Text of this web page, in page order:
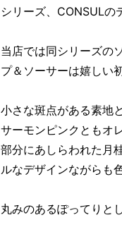
シリーズ、CONSULの
当店では同シリーズの
プ＆ソーサーは嬉しい
小さな斑点がある素地
サーモンピンクともオ
部分にあしらわれた月
ルなデザインながらも
丸みのあるぽってりと